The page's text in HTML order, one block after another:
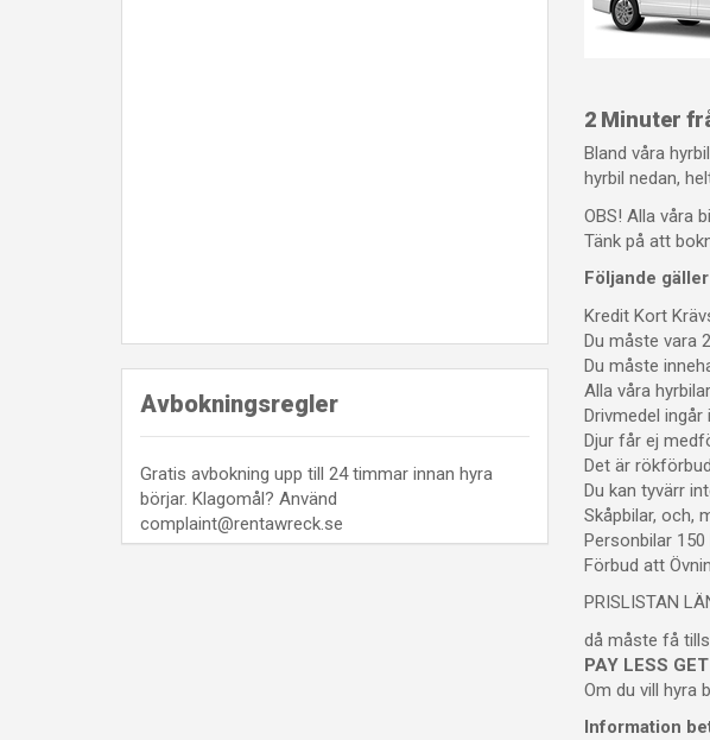
Avbokningsregler
Gratis avbokning upp till 24 timmar innan hyra
börjar. Klagomål? Använd
complaint@rentawreck.se
2 Minuter
Bland våra
hyrbil nedan,
OBS! Alla våra
Tänk på att
Följande
Kredit Kort
Du måste vara
Du måste
Alla våra
Drivmedel ingår
Djur får ej
Det är
Du kan tyvärr
Skåpbilar, och,
Personbilar
Förbud att
PRISLISTAN
då måste få
PAY LESS
Om du vill hyra
Information